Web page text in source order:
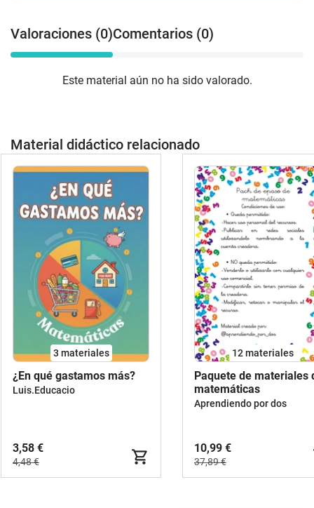
Valoraciones (0)Comentarios (0)
Este material aún no ha sido valorado.
Material didáctico relacionado
3 materiales
¿En qué gastamos más?
Luis.Educacio
3,58 €
4,48 €
12 materiales
Paquete de materiales
matemáticas
Aprendiendo por dos
10,99 €
37,89 €